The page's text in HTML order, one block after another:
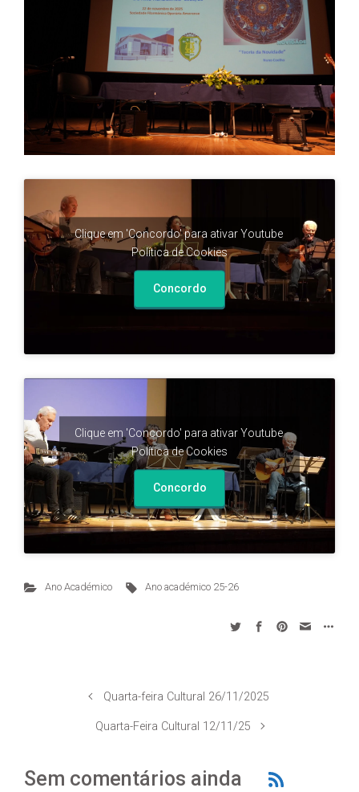
Clique em 'Concordo' para ativar Youtube
Política de Cookies
Concordo
Clique em 'Concordo' para ativar Youtube
Política de Cookies
Concordo
Ano Académico Ano académico 25-26
Quarta-feira Cultural 26/11/2025
Quarta-Feira Cultural 12/11/25
Sem comentários ainda